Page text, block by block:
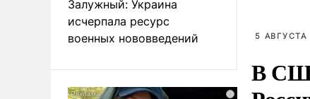
Залужный: Украина
исчерпала ресурс
военных нововведений
5 АВГУСТА
В